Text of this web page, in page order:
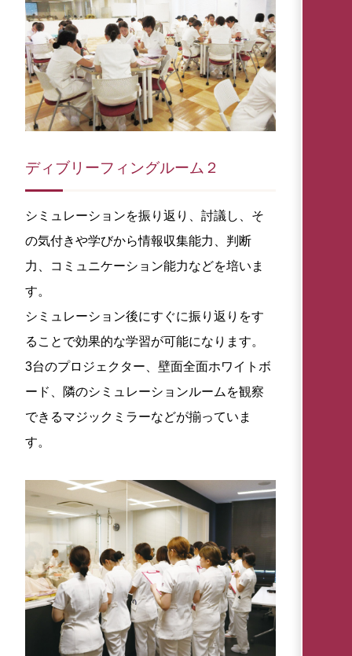
ディブリーフィングルーム２
シミュレーションを振り返り、討議し、そ
の気付きや学びから情報収集能力、判断
力、コミュニケーション能力などを培いま
す。
シミュレーション後にすぐに振り返りをす
ることで効果的な学習が可能になります。
3台のプロジェクター、壁面全面ホワイトボ
ード、隣のシミュレーションルームを観察
できるマジックミラーなどが揃っていま
す。